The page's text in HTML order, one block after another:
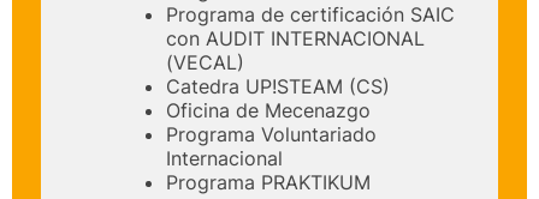
Programa de certificación SAIC
con AUDIT INTERNACIONAL
(VECAL)
Catedra UP!STEAM (CS)
Oficina de Mecenazgo
Programa Voluntariado
Internacional
Programa PRAKTIKUM